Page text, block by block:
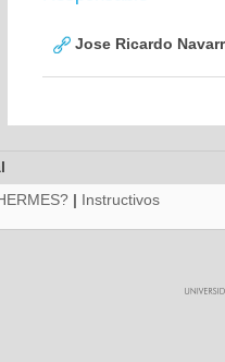
Jose Ricardo
| Instructivos